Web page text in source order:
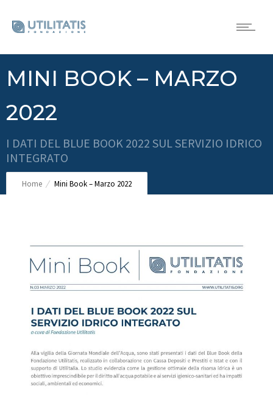
MINI BOOK – MARZO
2022
I DATI DEL BLUE BOOK 2022 SUL SERVIZIO IDRICO
INTEGRATO
Home Mini Book – Marzo 2022